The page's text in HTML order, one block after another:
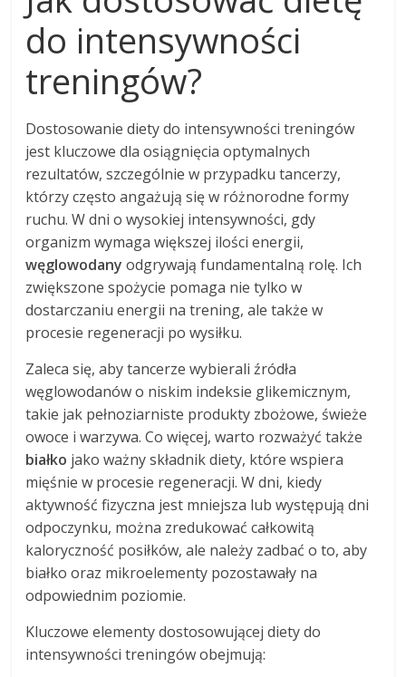
do intensywności
treningów?
Dostosowanie diety do intensywności treningów
jest kluczowe dla osiągnięcia optymalnych
rezultatów, szczególnie w przypadku tancerzy,
którzy często angażują się w różnorodne formy
ruchu. W dni o wysokiej intensywności, gdy
organizm wymaga większej ilości energii,
węglowodany odgrywają fundamentalną rolę. Ich
zwiększone spożycie pomaga nie tylko w
dostarczaniu energii na trening, ale także w
procesie regeneracji po wysiłku.
Zaleca się, aby tancerze wybierali źródła
węglowodanów o niskim indeksie glikemicznym,
takie jak pełnoziarniste produkty zbożowe, świeże
owoce i warzywa. Co więcej, warto rozważyć także
białko jako ważny składnik diety, które wspiera
mięśnie w procesie regeneracji. W dni, kiedy
aktywność fizyczna jest mniejsza lub występują dni
odpoczynku, można zredukować całkowitą
kaloryczność posiłków, ale należy zadbać o to, aby
białko oraz mikroelementy pozostawały na
odpowiednim poziomie.
Kluczowe elementy dostosowującej diety do
intensywności treningów obejmują: